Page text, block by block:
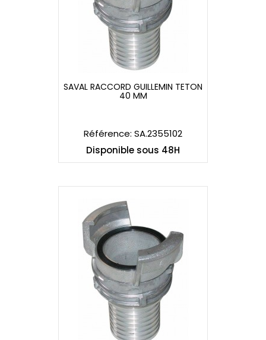
SAVAL RACCORD GUILLEMIN TETON
40 MM
Référence: SA.2355102
Disponible sous 48H